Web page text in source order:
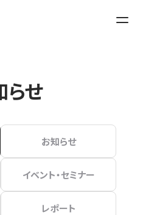
らせ
お知らせ
イベント・セミナー
レポート